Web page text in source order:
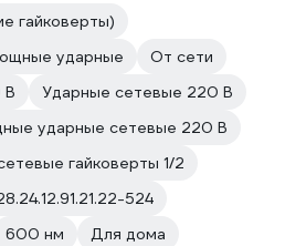
гайковерты)
ударные
От сети
В
Ударные сетевые 220 В
ударные сетевые 220 В
гайковерты 1/2
524
600 нм
Для дома